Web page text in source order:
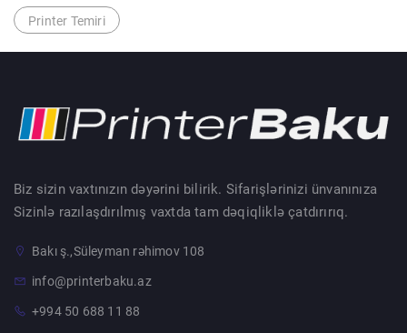
Printer Temiri
Biz sizin vaxtınızın dəyərini bilirik. Sifarişlərinizi ünvanınıza
Sizinlə razılaşdırılmış vaxtda tam dəqiqliklə çatdırırıq.
Bakı ş.,Süleyman rəhimov 108
info@printerbaku.az
+994 50 688 11 88